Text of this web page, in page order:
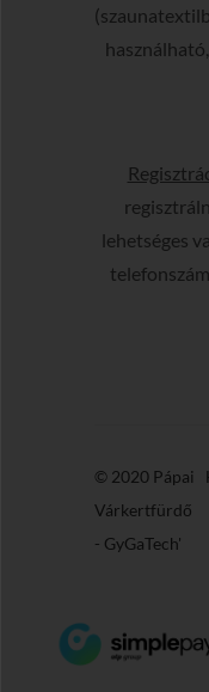
lehetséges
© 2020 Pápai
Várkertfürdő
- GyGaTech'